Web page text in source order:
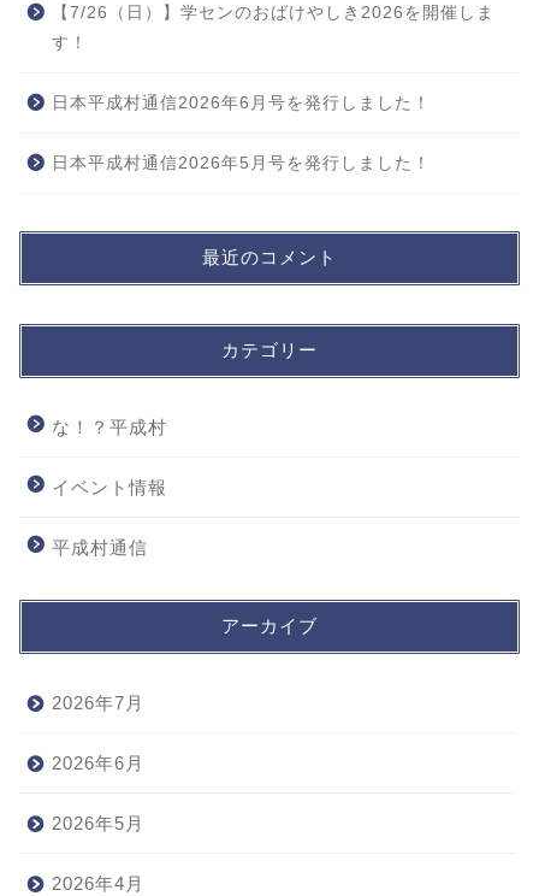
【7/26（日）】学センのおばけやしき2026を開催しま
す！
日本平成村通信2026年6月号を発行しました！
日本平成村通信2026年5月号を発行しました！
最近のコメント
カテゴリー
な！？平成村
イベント情報
平成村通信
アーカイブ
2026年7月
2026年6月
2026年5月
2026年4月